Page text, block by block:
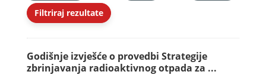
Filtriraj rezultate
Godišnje izvješće o provedbi Strategije
zbrinjavanja radioaktivnog otpada za ...